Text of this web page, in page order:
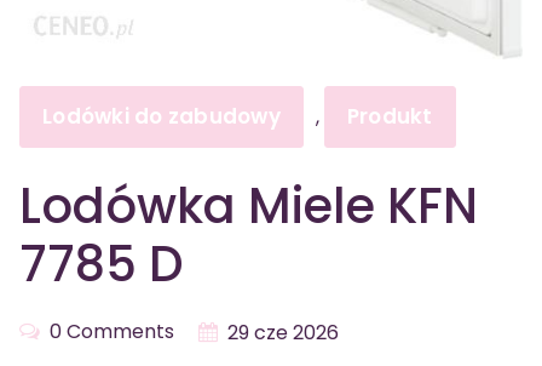
Lodówki do zabudowy , Produkt
Lodówka Miele KFN
7785 D
0 Comments 29 cze 2026